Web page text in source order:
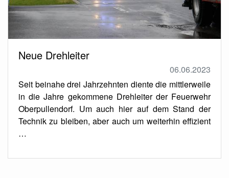
Neue Drehleiter
06.06.2023
Seit beinahe drei Jahrzehnten diente die mittlerweile
in die Jahre gekommene Drehleiter der Feuerwehr
Oberpullendorf. Um auch hier auf dem Stand der
Technik zu bleiben, aber auch um weiterhin effizient
…